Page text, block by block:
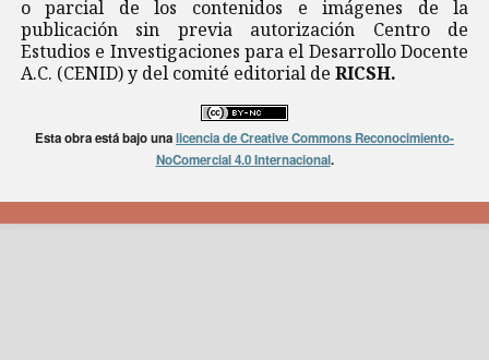
o parcial de los contenidos e imágenes de la
publicación sin previa autorización Centro de
Estudios e Investigaciones para el Desarrollo Docente
A.C. (CENID) y del comité editorial de RICSH.
Esta obra está bajo unalicencia de Creative Commons Reconocimiento-
NoComercial 4.0 Internacional.